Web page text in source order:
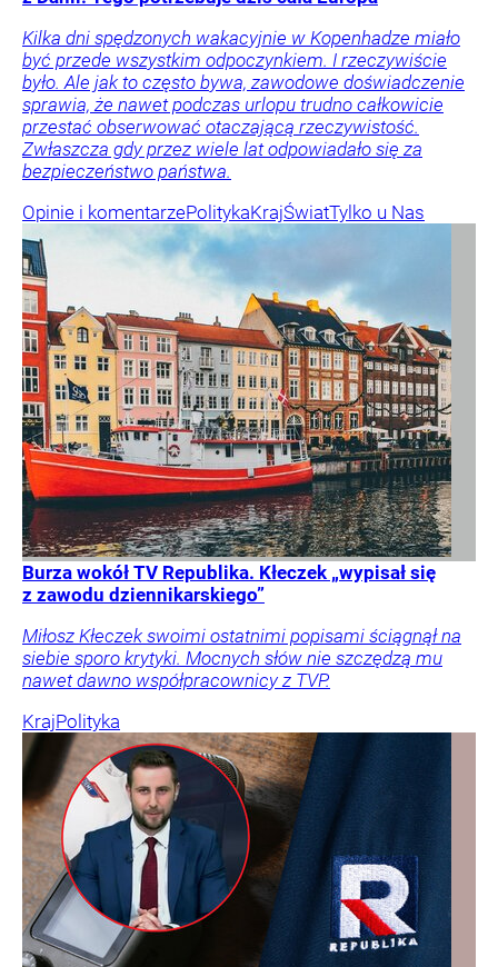
Kilka dni spędzonych wakacyjnie w Kopenhadze miało
być przede wszystkim odpoczynkiem. I rzeczywiście
było. Ale jak to często bywa, zawodowe doświadczenie
sprawia, że nawet podczas urlopu trudno całkowicie
przestać obserwować otaczającą rzeczywistość.
Zwłaszcza gdy przez wiele lat odpowiadało się za
bezpieczeństwo państwa.
Opinie i komentarzePolitykaKrajŚwiatTylko u Nas
Burza wokół TV Republika. Kłeczek „wypisał się
z zawodu dziennikarskiego”
Miłosz Kłeczek swoimi ostatnimi popisami ściągnął na
siebie sporo krytyki. Mocnych słów nie szczędzą mu
nawet dawno współpracownicy z TVP.
KrajPolityka